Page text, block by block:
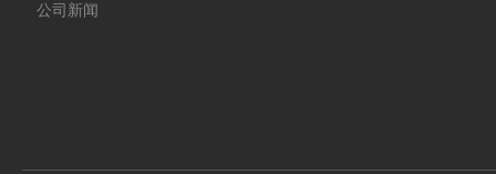
公司新闻